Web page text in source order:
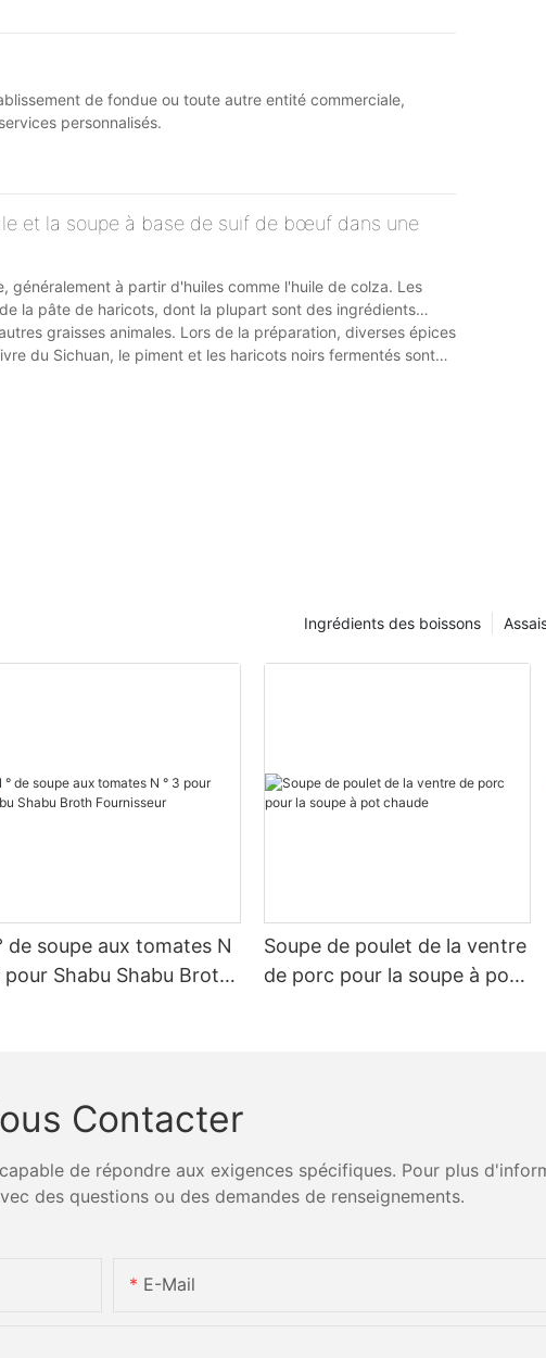
de fondue ou toute autre entité commerciale,
personnalisés.
et la soupe à base de suif de bœuf dans une
à partir d'huiles comme l'huile de colza. Les
la pâte de haricots, dont la plupart sont des ingrédients
graisses animales. Lors de la préparation, diverses épices
du Sichuan, le piment et les haricots noirs fermentés sont
Ingrédients des boissons
de soupe aux tomates N
pour Shabu Shabu Broth
Soupe de poulet de la ventre
de porc pour la soupe à pot
Contacter
de répondre aux exigences spécifiques. Pour plus
des questions ou des demandes de renseignements.
E-Mail